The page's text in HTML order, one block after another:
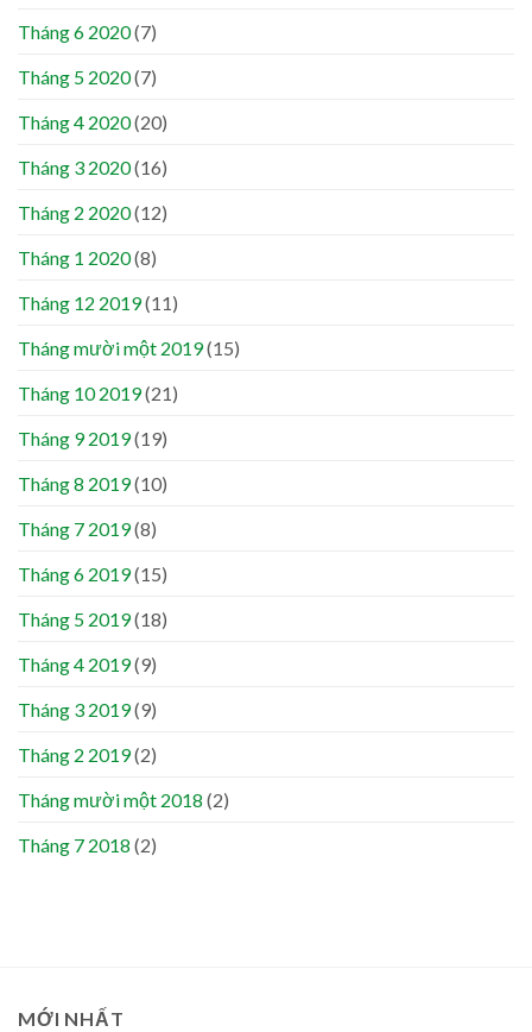
Tháng 6 2020(7)
Tháng 5 2020(7)
Tháng 4 2020(20)
Tháng 3 2020(16)
Tháng 2 2020(12)
Tháng 1 2020(8)
Tháng 12 2019(11)
Tháng mười một 2019(15)
Tháng 10 2019(21)
Tháng 9 2019(19)
Tháng 8 2019(10)
Tháng 7 2019(8)
Tháng 6 2019(15)
Tháng 5 2019(18)
Tháng 4 2019(9)
Tháng 3 2019(9)
Tháng 2 2019(2)
Tháng mười một 2018 (2)
Tháng 7 2018 (2)
MỚI NHẤT